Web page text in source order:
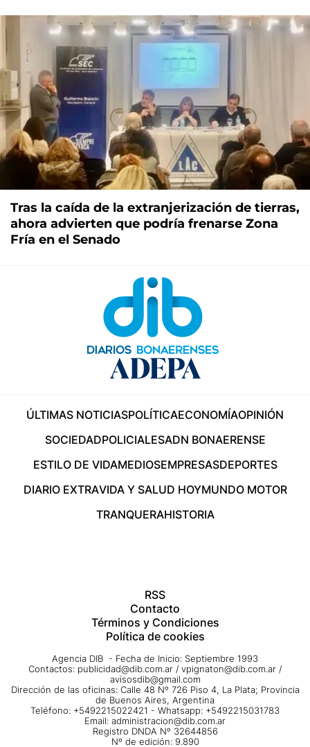
Tras la caída de la extranjerización de tierras,
ahora advierten que podría frenarse Zona
Fría en el Senado
ÚLTIMAS NOTICIASPOLÍTICAECONOMÍAOPINIÓN
SOCIEDADPOLICIALESADN BONAERENSE
ESTILO DE VIDAMEDIOSEMPRESASDEPORTES
DIARIO EXTRAVIDA Y SALUD HOYMUNDO MOTOR
TRANQUERAHISTORIA
RSS
Contacto
Términos y Condiciones
Política de cookies
Agencia DIB - Fecha de Inicio: Septiembre 1993
Contactos: publicidad@dib.com.ar / vpignaton@dib.com.ar /
avisosdib@gmail.com
Dirección de las oficinas: Calle 48 Nº 726 Piso 4, La Plata; Provincia
de Buenos Aires, Argentina
Teléfono: +5492215022421 - Whatsapp: +5492215031783
Email: administracion@dib.com.ar
Registro DNDA Nº 32644856
Nº de edición: 9.890